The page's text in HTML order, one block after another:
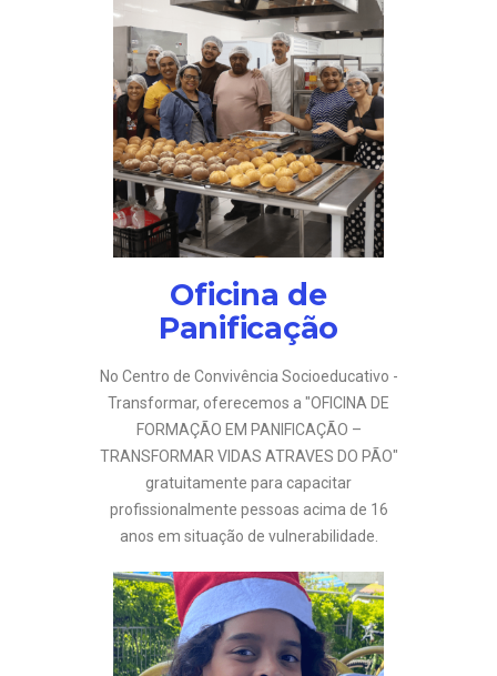
Oficina de
Panificação
No Centro de Convivência Socioeducativo -
Transformar, oferecemos a "OFICINA DE
FORMAÇÃO EM PANIFICAÇÃO –
TRANSFORMAR VIDAS ATRAVES DO PÃO"
gratuitamente para capacitar
profissionalmente pessoas acima de 16
anos em situação de vulnerabilidade.